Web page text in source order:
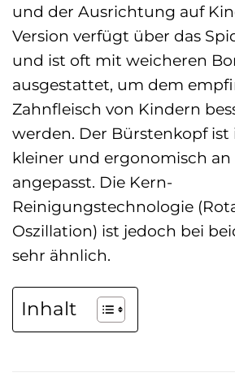
und der Ausrichtung auf
Version verfügt über das
und ist oft mit weicheren
ausgestattet, um dem
Zahnfleisch von Kindern
werden. Der Bürstenkopf ist
kleiner und ergonomisch
angepasst. Die Kern-
Reinigungstechnologie
Oszillation) ist jedoch bei
sehr ähnlich.
Inhalt